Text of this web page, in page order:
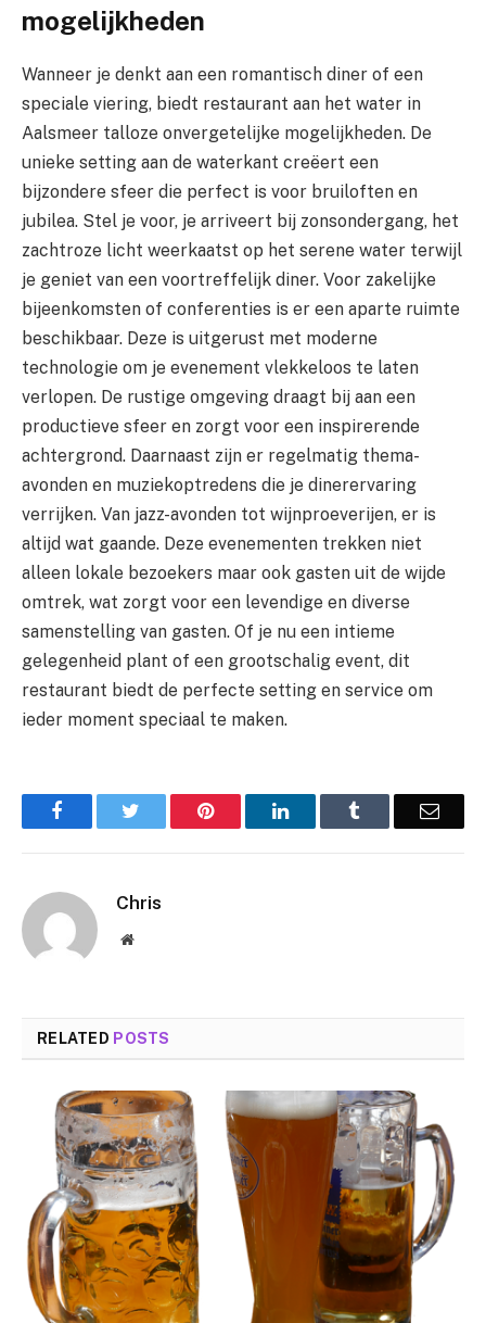
mogelijkheden
Wanneer je denkt aan een romantisch diner of een
speciale viering, biedt restaurant aan het water in
Aalsmeer talloze onvergetelijke mogelijkheden. De
unieke setting aan de waterkant creëert een
bijzondere sfeer die perfect is voor bruiloften en
jubilea. Stel je voor, je arriveert bij zonsondergang, het
zachtroze licht weerkaatst op het serene water terwijl
je geniet van een voortreffelijk diner. Voor zakelijke
bijeenkomsten of conferenties is er een aparte ruimte
beschikbaar. Deze is uitgerust met moderne
technologie om je evenement vlekkeloos te laten
verlopen. De rustige omgeving draagt bij aan een
productieve sfeer en zorgt voor een inspirerende
achtergrond. Daarnaast zijn er regelmatig thema-
avonden en muziekoptredens die je dinerervaring
verrijken. Van jazz-avonden tot wijnproeverijen, er is
altijd wat gaande. Deze evenementen trekken niet
alleen lokale bezoekers maar ook gasten uit de wijde
omtrek, wat zorgt voor een levendige en diverse
samenstelling van gasten. Of je nu een intieme
gelegenheid plant of een grootschalig event, dit
restaurant biedt de perfecte setting en service om
ieder moment speciaal te maken.
Facebook Pinterest LinkedIn Email
Chris
Website
RELATED POSTS